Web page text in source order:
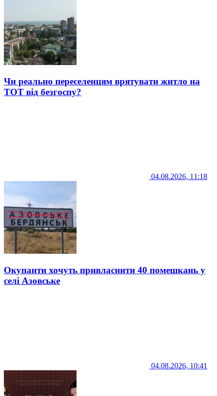
Чи реально переселенцям врятувати житло на
ТОТ від безгоспу?
04.08.2026, 11:18
Окупанти хочуть привласнити 40 помешкань у
селі Азовське
04.08.2026, 10:41